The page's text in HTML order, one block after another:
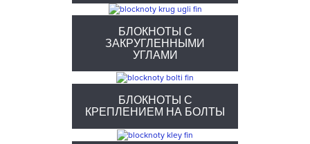
БЛОКНОТЫ С
ЗАКРУГЛЕННЫМИ
УГЛАМИ
БЛОКНОТЫ С
КРЕПЛЕНИЕМ НА БОЛТЫ